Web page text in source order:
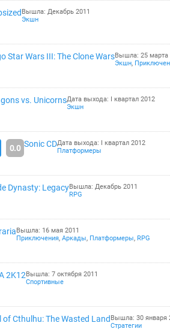
Вышла: Декабрь 2011
Экшн
Star Wars III: The Clone WarsВышла: 25 марта
Экшн,
vs. UnicornsДата выхода: I квартал 2012
Экшн
0.0 Sonic CDДата выхода: I квартал 2012
Платформеры
Dynasty: LegacyВышла: Декабрь 2011
RPG
Вышла: 16 мая 2011
Приключения, Аркады, Платформеры, RPG
2K12Вышла: 7 октября 2011
Спортивные
of Cthulhu: The Wasted Land Вышла: 30 января
Стратегии